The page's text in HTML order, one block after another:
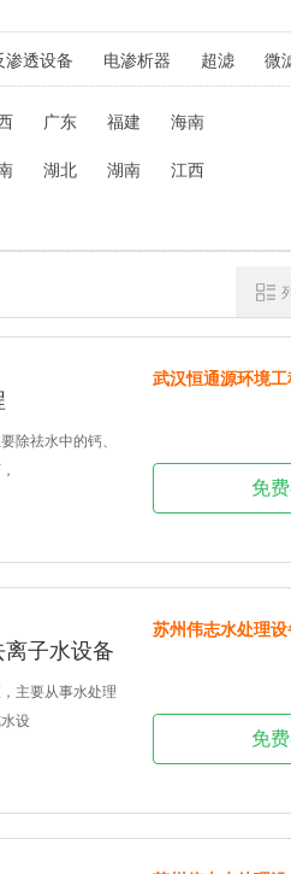
渗透设备 电渗析器 超滤 微
广东 福建 海南
湖北 湖南 江西
除祛水中的钙、
武汉恒通源环境
免
子水设备
主要从事水处理
设
苏州伟志水处理
免